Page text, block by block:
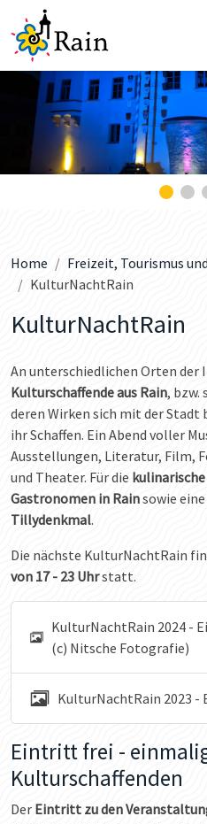
Home Freizeit, Tourismus
KulturNachtRain
KulturNachtRain
An unterschiedlichen Orten
Kulturschaffende aus Rain, bzw.
deren Wirken sich mit der
ihr Schaffen. Ein Abend voller
Ausstellungen, Literatur, Film,
und Theater. Für die
Gastronomen in Rainsowie eine
Tillydenkmal.
Die nächste KulturNachtRain
von 17 - 23 Uhrstatt.
KulturNachtRain 2024 -
(c) Nitsche Fotografie)
KulturNachtRain 2023 -
Eintritt frei -
Kulturschaffenden
Der Eintritt zu den